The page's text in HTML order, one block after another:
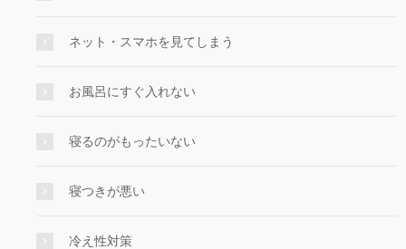
ネット・スマホを見てしまう
お風呂にすぐ入れない
寝るのがもったいない
寝つきが悪い
冷え性対策